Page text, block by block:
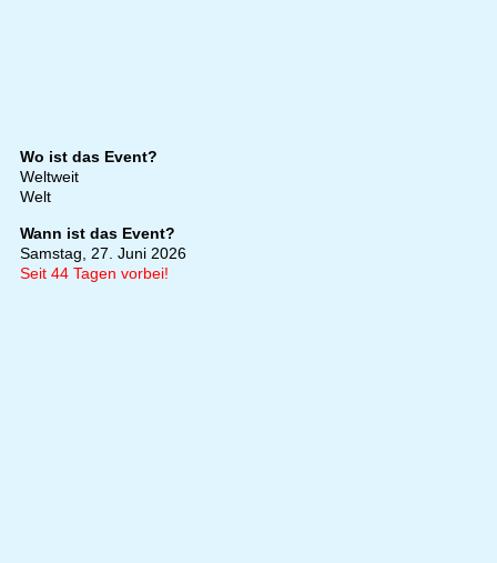
Wo ist das Event?
Weltweit
Welt
Wann ist das Event?
Samstag, 27. Juni 2026
Seit 44 Tagen vorbei!